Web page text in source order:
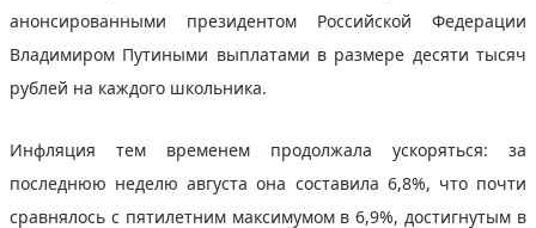
анонсированными президентом Российской Федерации
Владимиром Путиными выплатами в размере десяти тысяч
рублей на каждого школьника.
Инфляция тем временем продолжала ускоряться: за
последнюю неделю августа она составила 6,8%, что почти
сравнялось с пятилетним максимумом в 6,9%, достигнутым в